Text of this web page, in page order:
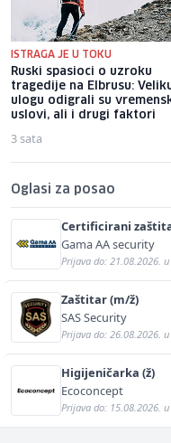
ISTRAGA JE U TOKU
Ruski spasioci o uzroku
tragedije na Elbrusu:
ulogu odigrali su
uslovi, ali i drugi faktori
3 sata
Oglasi za posao
Certificirani
predstavništva (m/ž)
Gama AA security
Prijava do: 21.08.2026.
Zaštitar (m/ž)
SAS Security
Prijava do: 26.08.2026.
Higijeničarka (ž)
Ecoconcept
Prijava do: 15.08.2026.